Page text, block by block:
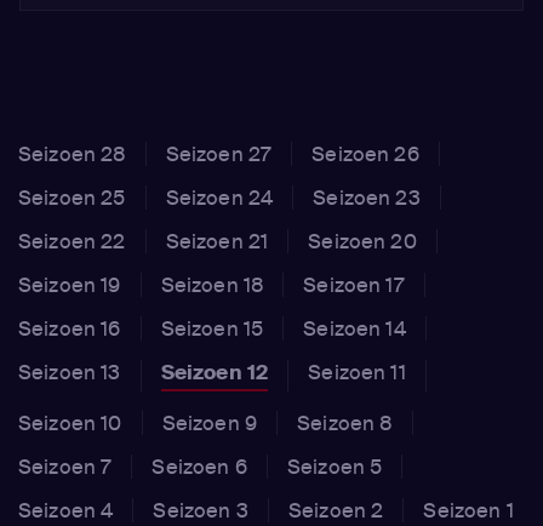
Seizoen 28 Seizoen 27
Seizoen 26
Seizoen 25
Seizoen 24
Seizoen 23
Seizoen 22
Seizoen 21
Seizoen 20
Seizoen 19
Seizoen 18
Seizoen 17
Seizoen 16
Seizoen 15
Seizoen 14
Seizoen 13
Seizoen 12
Seizoen 11
Seizoen 10
Seizoen 9
Seizoen 8
Seizoen 7
Seizoen 6
Seizoen 5
Seizoen 4
Seizoen 3 Seizoen 2 Seizoen 1